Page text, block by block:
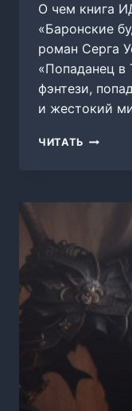
О чем книга
«Баронские
роман Серга
«Попаданец в
фэнтези,
и жестокий
ЧИТАТЬ